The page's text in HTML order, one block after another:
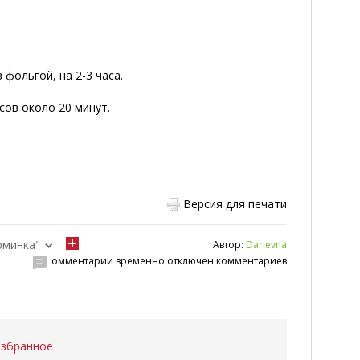
на 2-3 часа.
около 20 минут.
Версия для печати
Автор: Darievna
омментарии временно отключен комментариев